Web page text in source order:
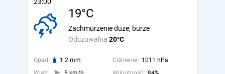
19°C
Odczuwalna 20°C
Zachmurzenie duże, burze
Opad: 1.2 mm Ciśnienie: 1011 hPa